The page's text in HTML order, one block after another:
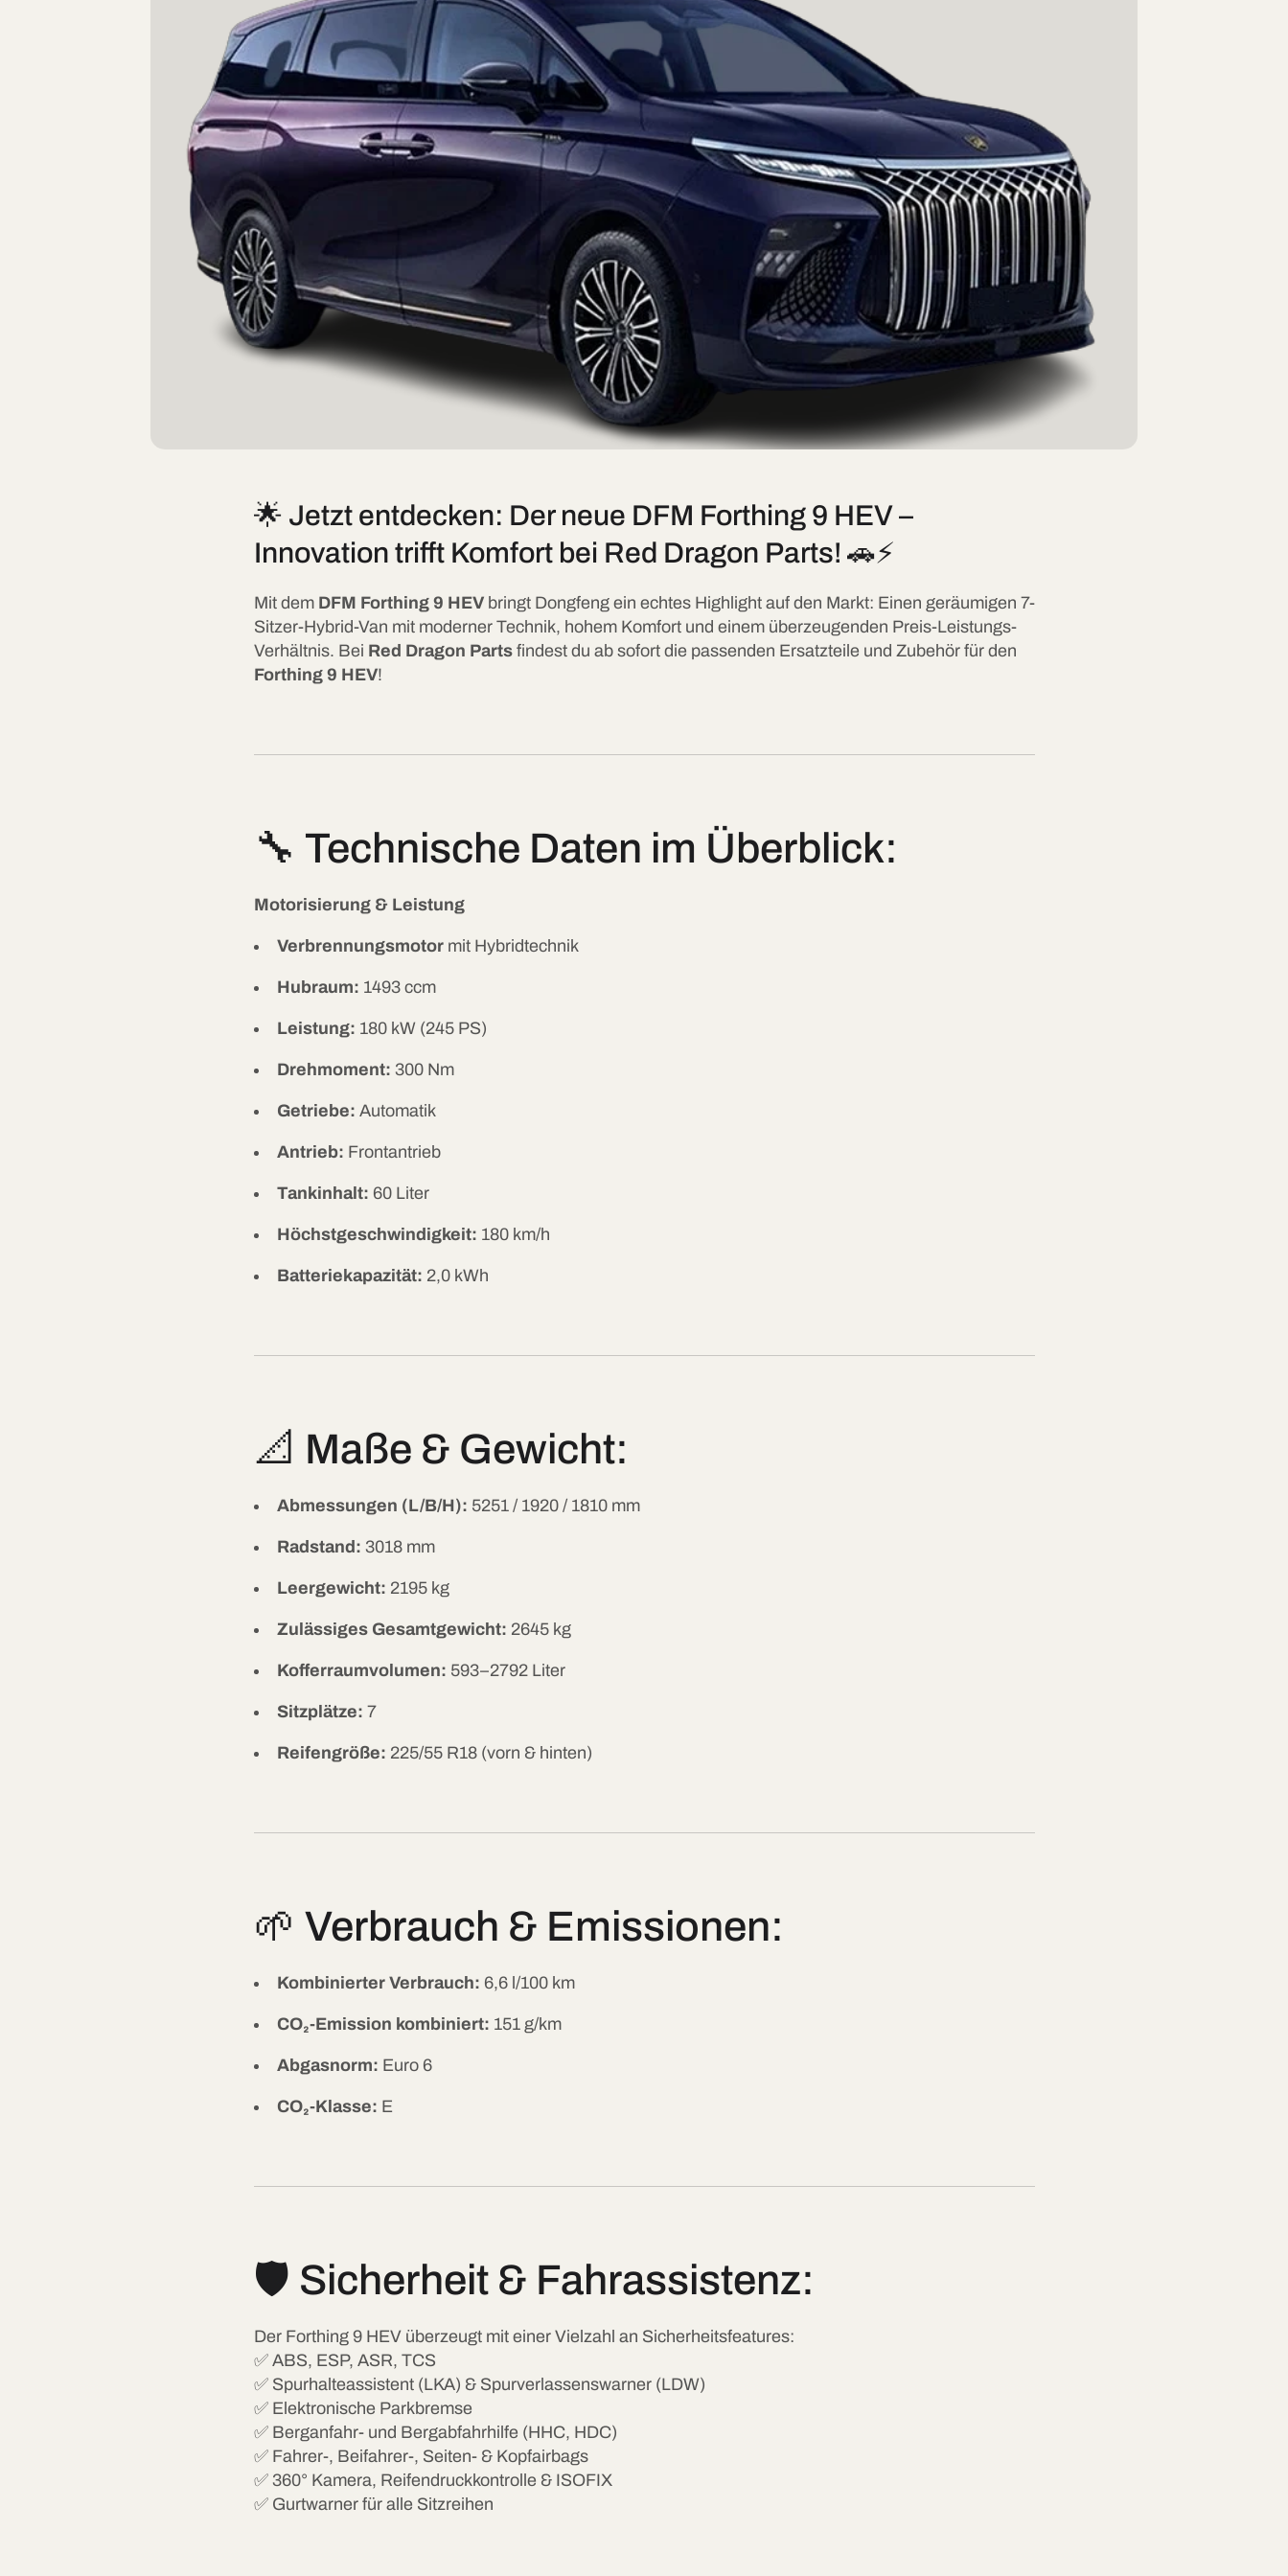
🌟 Jetzt entdecken: Der neue DFM Forthing 9 HEV –
Innovation trifft Komfort bei Red Dragon Parts! 🚗⚡
Mit dem DFM Forthing 9 HEVbringt Dongfeng ein echtes Highlight auf den Markt: Einen geräumigen 7-
Sitzer-Hybrid-Van mit moderner Technik, hohem Komfort und einem überzeugenden Preis-Leistungs-
Verhältnis. Bei Red Dragon Partsfindest du ab sofort die passenden Ersatzteile und Zubehör für den
Forthing 9 HEV!
🔧 Technische Daten im Überblick:
Motorisierung & Leistung
Verbrennungsmotormit Hybridtechnik
Hubraum: 1493 ccm
Leistung: 180 kW (245 PS)
Drehmoment: 300 Nm
Getriebe: Automatik
Antrieb: Frontantrieb
Tankinhalt: 60 Liter
Höchstgeschwindigkeit: 180 km/h
Batteriekapazität: 2,0 kWh
📐 Maße & Gewicht:
Abmessungen (L/B/H): 5251 / 1920 / 1810 mm
Radstand: 3018 mm
Leergewicht: 2195 kg
Zulässiges Gesamtgewicht: 2645 kg
Kofferraumvolumen: 593–2792 Liter
Sitzplätze: 7
Reifengröße: 225/55 R18 (vorn & hinten)
🌱 Verbrauch & Emissionen:
Kombinierter Verbrauch: 6,6 l/100 km
CO₂-Emission kombiniert: 151 g/km
Abgasnorm: Euro 6
CO₂-Klasse: E
🛡️ Sicherheit & Fahrassistenz:
Der Forthing 9 HEV überzeugt mit einer Vielzahl an Sicherheitsfeatures:
✅ ABS, ESP, ASR, TCS
✅ Spurhalteassistent (LKA) & Spurverlassenswarner (LDW)
✅ Elektronische Parkbremse
✅ Berganfahr- und Bergabfahrhilfe (HHC, HDC)
✅ Fahrer-, Beifahrer-, Seiten- & Kopfairbags
✅ 360° Kamera, Reifendruckkontrolle & ISOFIX
✅ Gurtwarner für alle Sitzreihen